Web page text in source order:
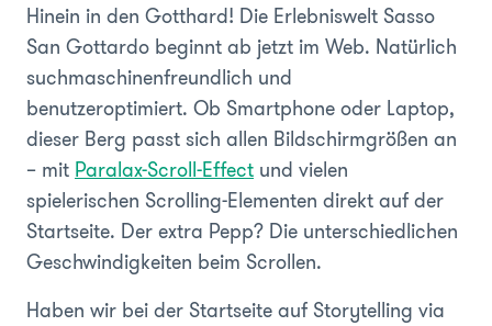
Hinein in den Gotthard! Die Erlebniswelt Sasso
San Gottardo beginnt ab jetzt im Web. Natürlich
suchmaschinenfreundlich und
benutzeroptimiert. Ob Smartphone oder Laptop,
dieser Berg passt sich allen Bildschirmgrößen an
– mit Paralax-Scroll-Effect und vielen
spielerischen Scrolling-Elementen direkt auf der
Startseite. Der extra Pepp? Die unterschiedlichen
Geschwindigkeiten beim Scrollen.
Haben wir bei der Startseite auf Storytelling via